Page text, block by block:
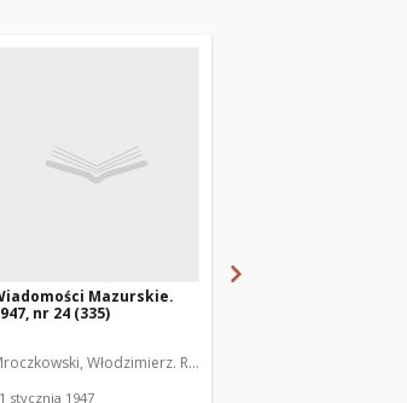
Mazurskie.
nr 24 (335)
Włodzimierz. Red.
stycznia 1947